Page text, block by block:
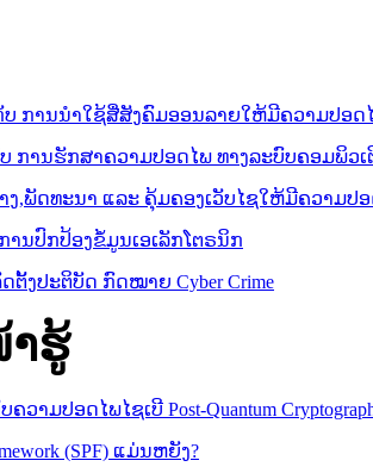
ການນໍາໃຊ້ສື່ສັງຄົມອອນລາຍໃຫ້ມີຄວາມປອດ
ການຮັກສາຄວາມປອດໄພ ທາງລະບົບຄອມພິວເ
ງ,ພັດທະນາ ແລະ ຄຸ້ມຄອງເວັບໄຊໃຫ້ມີຄວາມປ
ນປົກປ້ອງຂໍ້ມູນເອເລັກໂຕຣນິກ
ຕັ້ງປະຕິບັດ ກົດໝາຍ Cyber Crime
ຮູ້
ວາມປອດໄພໄຊເບີ Post-Quantum
(SPF) ແມ່ນຫຍັງ?